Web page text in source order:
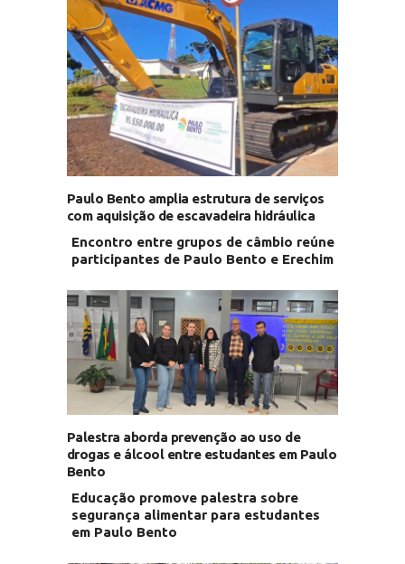
Paulo Bento amplia estrutura de serviços
com aquisição de escavadeira hidráulica
Encontro entre grupos de câmbio reúne
participantes de Paulo Bento e Erechim
Palestra aborda prevenção ao uso de
drogas e álcool entre estudantes em Paulo
Bento
Educação promove palestra sobre
segurança alimentar para estudantes
em Paulo Bento